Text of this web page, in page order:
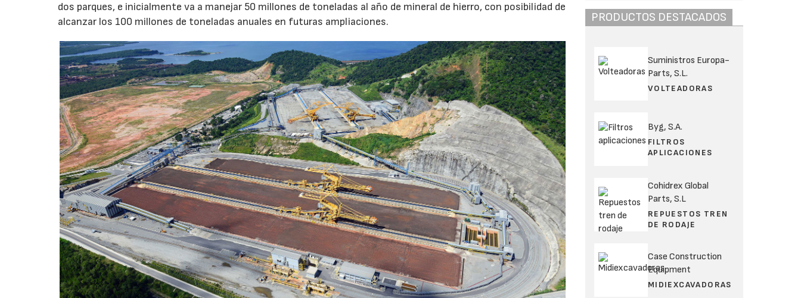
dos parques, e inicialmente va a manejar 50 millones de toneladas al año de mineral de hierro, con posibilidad de
alcanzar los 100 millones de toneladas anuales en futuras ampliaciones.
PRODUCTOS DESTACADOS
Suministros Europa-
Parts, S.L.
VOLTEADORAS
Byg, S.A.
FILTROS
APLICACIONES
Cohidrex Global
Parts, S.L
REPUESTOS TREN
DE RODAJE
Case Construction
Equipment
MIDIEXCAVADORAS